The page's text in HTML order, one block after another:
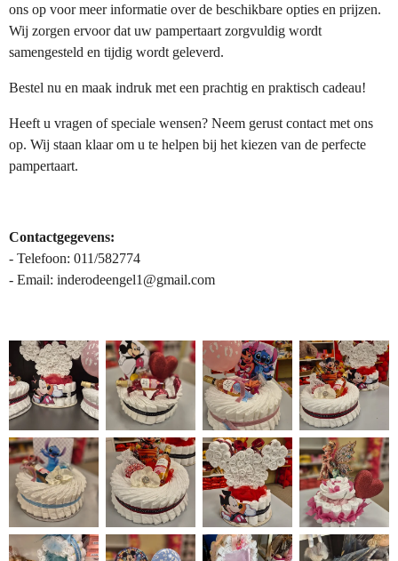
ons op voor meer informatie over de beschikbare opties en prijzen.
Wij zorgen ervoor dat uw pampertaart zorgvuldig wordt
samengesteld en tijdig wordt geleverd.
Bestel nu en maak indruk met een prachtig en praktisch cadeau!
Heeft u vragen of speciale wensen? Neem gerust contact met ons
op. Wij staan klaar om u te helpen bij het kiezen van de perfecte
pampertaart.
Contactgegevens:
- Telefoon: 011/582774
- Email: inderodeengel1@gmail.com